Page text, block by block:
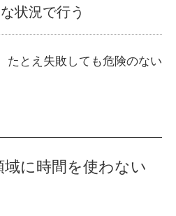
状況で行う
たとえ失敗しても危険のない
に時間を使わない